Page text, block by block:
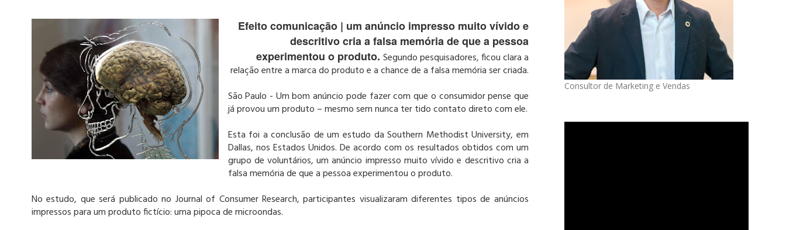
Efeito comunicação | um anúncio impresso muito vívido e
descritivo cria a falsa memória de que a pessoa
experimentou o produto. Segundo pesquisadores, ficou clara a
relação entre a marca do produto e a chance de a falsa memória ser criada.
São Paulo - Um bom anúncio pode fazer com que o consumidor pense que
já provou um produto – mesmo sem nunca ter tido contato direto com ele.
Esta foi a conclusão de um estudo da Southern Methodist University, em
Dallas, nos Estados Unidos. De acordo com os resultados obtidos com um
grupo de voluntários, um anúncio impresso muito vívido e descritivo cria a
falsa memória de que a pessoa experimentou o produto.
No estudo, que será publicado no Journal of Consumer Research, participantes visualizaram diferentes tipos de anúncios
impressos para um produto fictício: uma pipoca de microondas.
Consultor de Marketing e Vendas